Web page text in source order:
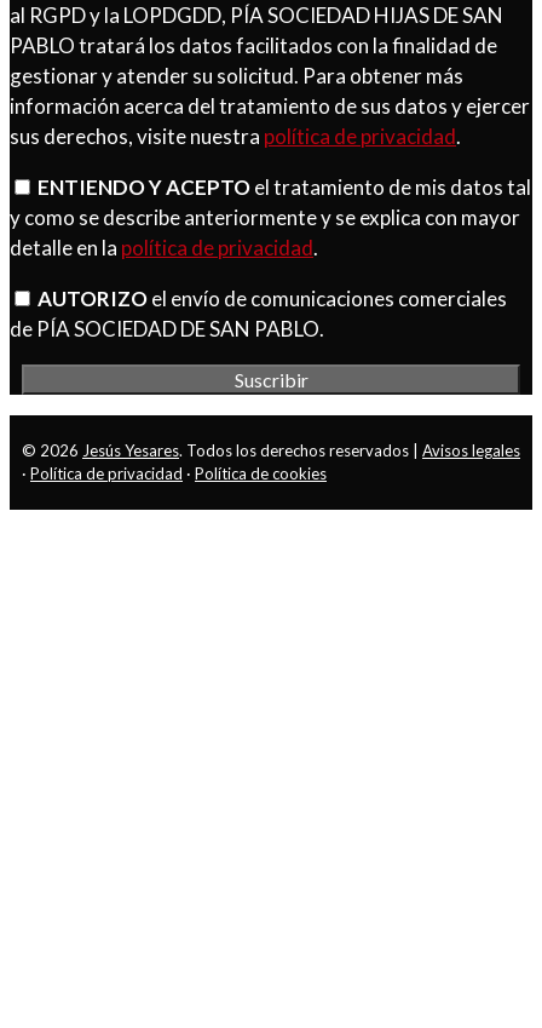
al RGPD y la LOPDGDD, PÍA SOCIEDAD HIJAS DE SAN
PABLO tratará los datos facilitados con la finalidad de
gestionar y atender su solicitud. Para obtener más
información acerca del tratamiento de sus datos y ejercer
sus derechos, visite nuestra política de privacidad.
ENTIENDO Y ACEPTOel tratamiento de mis datos tal
y como se describe anteriormente y se explica con mayor
detalle en la política de privacidad.
AUTORIZOel envío de comunicaciones comerciales
de PÍA SOCIEDAD DE SAN PABLO.
© 2026 Jesús Yesares. Todos los derechos reservados | Avisos legales
· Política de privacidad · Política de cookies